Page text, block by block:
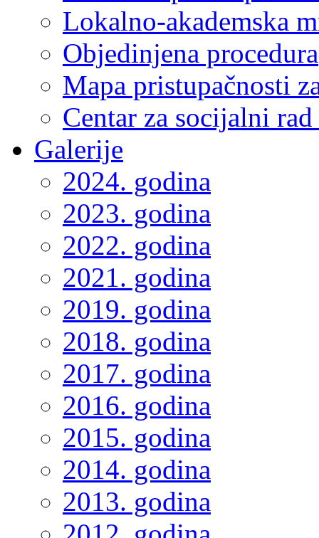
Lokalno-akademska
Objedinjena procedura
Mapa pristupačnosti
Centar za socijalni
Galerije
2024. godina
2023. godina
2022. godina
2021. godina
2019. godina
2018. godina
2017. godina
2016. godina
2015. godina
2014. godina
2013. godina